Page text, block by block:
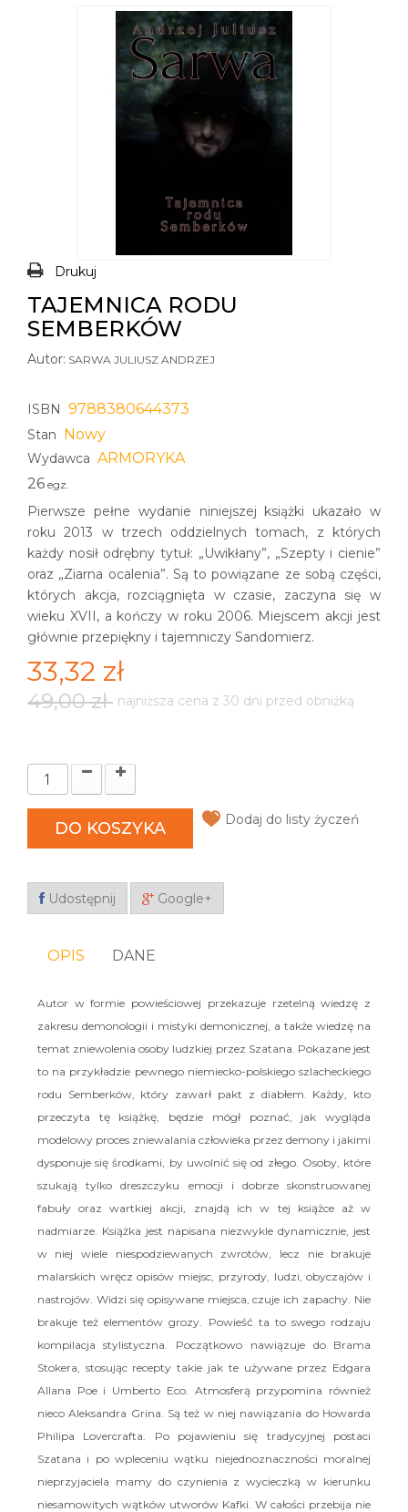
Drukuj
TAJEMNICA RODU
SEMBERKÓW
Autor: SARWA JULIUSZ ANDRZEJ
ISBN 9788380644373
Stan Nowy
Wydawca ARMORYKA
26 egz.
Pierwsze pełne wydanie niniejszej książki ukazało w
roku 2013 w trzech oddzielnych tomach, z których
każdy nosił odrębny tytuł: „Uwikłany”, „Szepty i cienie”
oraz „Ziarna ocalenia”. Są to powiązane ze sobą części,
których akcja, rozciągnięta w czasie, zaczyna się w
wieku XVII, a kończy w roku 2006. Miejscem akcji jest
głównie przepiękny i tajemniczy Sandomierz.
33,32 zł
49,00 zł najniższa cena z 30 dni przed obniżką
DO KOSZYKA Dodaj do listy życzeń
Udostępnij Google+
OPIS DANE
Autor w formie powieściowej przekazuje rzetelną wiedzę z
zakresu demonologii i mistyki demonicznej, a także wiedzę na
temat zniewolenia osoby ludzkiej przez Szatana. Pokazane jest
to na przykładzie pewnego niemiecko-polskiego szlacheckiego
rodu Semberków, który zawarł pakt z diabłem. Każdy, kto
przeczyta tę książkę, będzie mógł poznać, jak wygląda
modelowy proces zniewalania człowieka przez demony i jakimi
dysponuje się środkami, by uwolnić się od złego. Osoby, które
szukają tylko dreszczyku emocji i dobrze skonstruowanej
fabuły oraz wartkiej akcji, znajdą ich w tej książce aż w
nadmiarze. Książka jest napisana niezwykle dynamicznie, jest
w niej wiele niespodziewanych zwrotów, lecz nie brakuje
malarskich wręcz opisów miejsc, przyrody, ludzi, obyczajów i
nastrojów. Widzi się opisywane miejsca, czuje ich zapachy. Nie
brakuje też elementów grozy. Powieść ta to swego rodzaju
kompilacja stylistyczna. Początkowo nawiązuje do Brama
Stokera, stosując recepty takie jak te używane przez Edgara
Allana Poe i Umberto Eco. Atmosferą przypomina również
nieco Aleksandra Grina. Są też w niej nawiązania do Howarda
Philipa Lovercrafta. Po pojawieniu się tradycyjnej postaci
Szatana i po wpleceniu wątku niejednoznaczności moralnej
nieprzyjaciela mamy do czynienia z wycieczką w kierunku
niesamowitych wątków utworów Kafki. W całości przebija nie